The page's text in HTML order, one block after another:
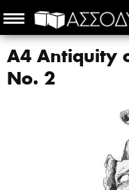
A4 Antiquity
No. 2